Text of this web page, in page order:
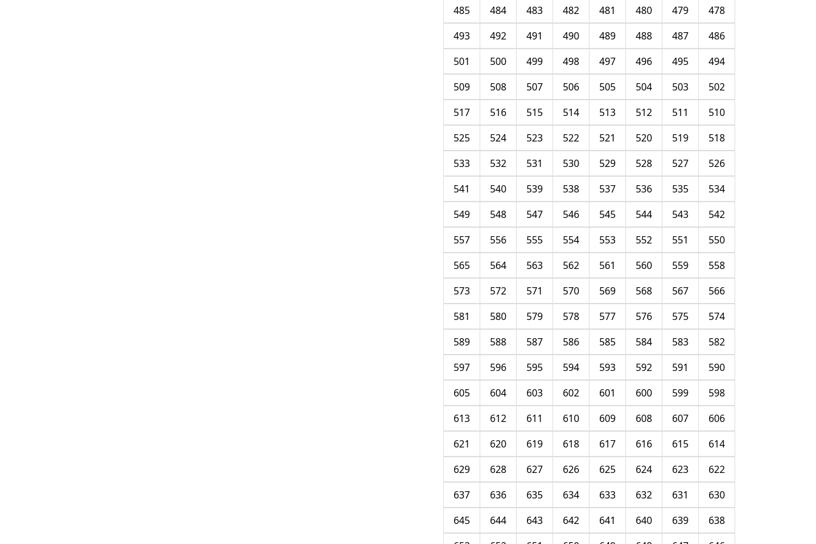
478
479
480
481
482
483
484
485
486
487
488
489
490
491
492
493
494
495
496
497
498
499
500
501
502
503
504
505
506
507
508
509
510
511
512
513
514
515
516
517
518
519
520
521
522
523
524
525
526
527
528
529
530
531
532
533
534
535
536
537
538
539
540
541
542
543
544
545
546
547
548
549
550
551
552
553
554
555
556
557
558
559
560
561
562
563
564
565
566
567
568
569
570
571
572
573
574
575
576
577
578
579
580
581
582
583
584
585
586
587
588
589
590
591
592
593
594
595
596
597
598
599
600
601
602
603
604
605
606
607
608
609
610
611
612
613
614
615
616
617
618
619
620
621
622
623
624
625
626
627
628
629
630
631
632
633
634
635
636
637
638
639
640
641
642
643
644
645